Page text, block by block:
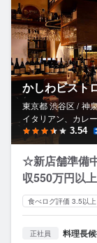
かしわビスト
東京都 渋谷区 / 神
イタリアン、カレ
3.54
☆新店舗準備
収550万円以
食べログ評価 3.5以上
正社員 料理長